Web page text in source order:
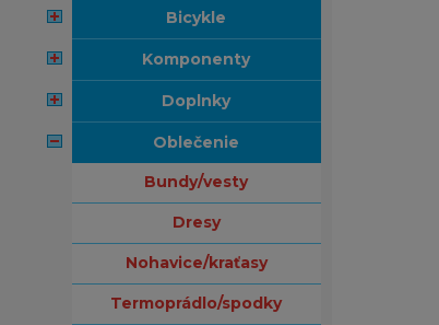
bicykle
komponenty
doplnky
oblečenie
bundy/vesty
dresy
nohavice/kraťasy
termoprádlo/spodky